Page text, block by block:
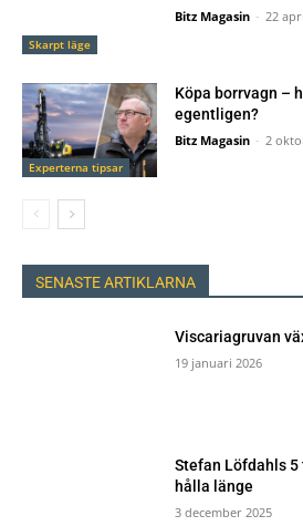
Skarpt läge
Bitz Magasin - 22
Experterna tipsar
Köpa borrvagn –
egentligen?
Bitz Magasin - 2
SENASTE ARTIKLARNA
Viscariagruvan
19 januari 2026
Stefan Löfdahls
hålla länge
3 december 2025